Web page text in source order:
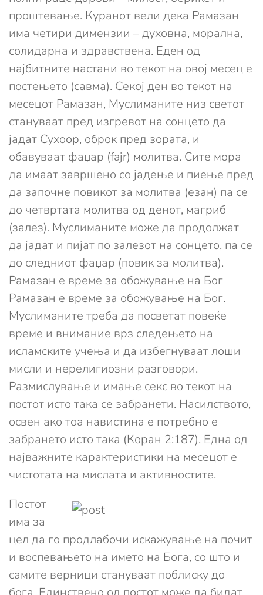
проштевање. Куранот вели дека Рамазан
има четири димензии – духовна, морална,
солидарна и здравствена. Еден од
најбитните настани во текот на овој месец е
постењето (савма). Секој ден во текот на
месецот Рамазан, Муслиманите низ светот
стануваат пред изгревот на сонцето да
јадат Сухоор, оброк пред зората, и
обавуваат фаџар (fajr) молитва. Сите мора
да имаат завршено со јадење и пиење пред
да започне повикот за молитва (езан) па се
до четвртата молитва од денот, магриб
(залез). Муслиманите може да продолжат
да јадат и пијат по залезот на сонцето, па се
до следниот фаџар (повик за молитва).
Рамазан е време за обожување на Бог
Рамазан е време за обожување на Бог.
Муслиманите треба да посветат повеќе
време и внимание врз следењето на
исламските учења и да избегнуваат лоши
мисли и нерелигиозни разговори.
Размислување и имање секс во текот на
постот исто така се забранети. Насилството,
освен ако тоа навистина е потребно е
забрането исто така (Коран 2:187). Една од
најважните карактеристики на месецот е
чистотата на мислата и активностите.
Постот
има за
цел да го продлабочи искажување на почит
и воспевањето на името на Бога, со што и
самите верници стануваат поблиску до